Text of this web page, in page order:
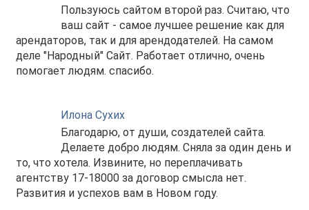
Пользуюсь сайтом второй раз. Считаю, что
ваш сайт - самое лучшее решение как для
арендаторов, так и для арендодателей. На самом
деле "Народный" Сайт. Работает отлично, очень
помогает людям. спасибо.
Илона Сухих
Благодарю, от души, создателей сайта.
Делаете добро людям. Сняла за один день и
то, что хотела. Извините, но переплачивать
агентству 17-18000 за договор смысла нет.
Развития и успехов вам в Новом году.